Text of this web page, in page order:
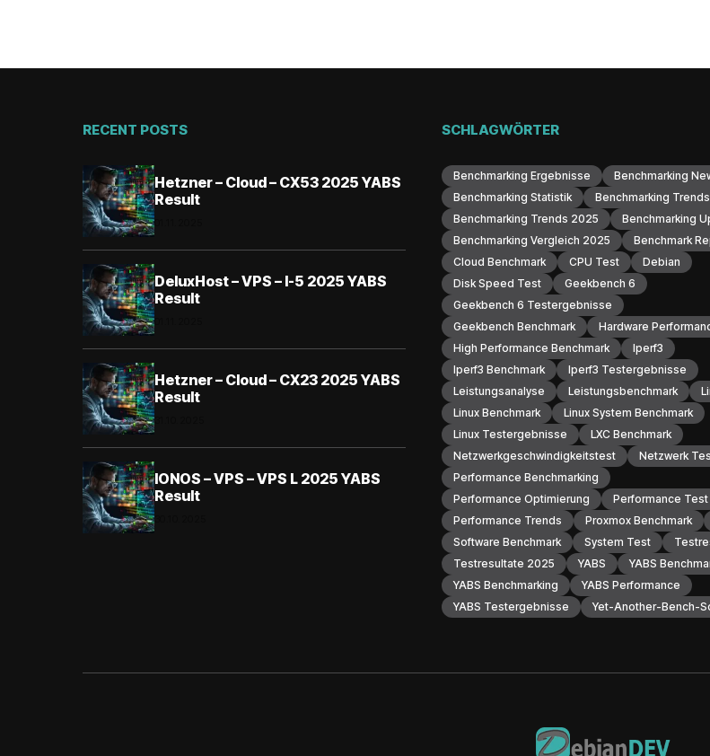
RECENT POSTS
Hetzner – Cloud – CX53 2025 YABS
Result
DeluxHost – VPS – I-5 2025 YABS
Result
Hetzner – Cloud – CX23 2025 YABS
Result
IONOS – VPS – VPS L 2025 YABS
Result
SCHLAGWÖRTER
Benchmarking Ergebnisse
Benchmarking
Benchmarking Statistik
Benchmarking Trends
Benchmarking Trends 2025
Benchmarking
Benchmarking Vergleich 2025
Benchmark
Cloud Benchmark
CPU Test
Debian
Disk Speed Test
Geekbench 6
Geekbench 6 Testergebnisse
Geekbench Benchmark
Hardware
High Performance Benchmark
Iperf3
Iperf3 Benchmark
Iperf3 Testergebnisse
Leistungsanalyse
Leistungsbenchmark
Linux Benchmark
Linux System Benchmark
Linux Testergebnisse
LXC Benchmark
Netzwerkgeschwindigkeitstest
Netzwerk
Performance Benchmarking
Performance Optimierung
Performance Test
Performance Trends
Proxmox Benchmark
Software Benchmark
System Test
Testresultate 2025
YABS
YABS
YABS Benchmarking
YABS Performance
YABS Testergebnisse
Yet-Another-Bench-